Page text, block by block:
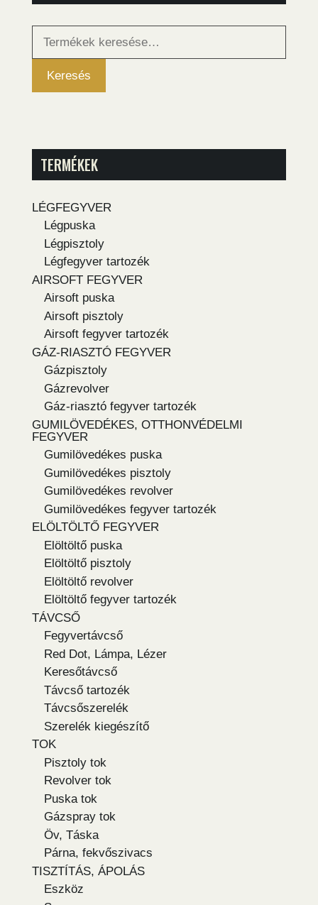
Keresés
Keresés
TERMÉKEK
LÉGFEGYVER
Légpuska
Légpisztoly
Légfegyver tartozék
AIRSOFT FEGYVER
Airsoft puska
Airsoft pisztoly
Airsoft fegyver tartozék
GÁZ-RIASZTÓ FEGYVER
Gázpisztoly
Gázrevolver
Gáz-riasztó fegyver tartozék
GUMILÖVEDÉKES, OTTHONVÉDELMI
FEGYVER
Gumilövedékes puska
Gumilövedékes pisztoly
Gumilövedékes revolver
Gumilövedékes fegyver tartozék
ELÖLTÖLTŐ FEGYVER
Elöltöltő puska
Elöltöltő pisztoly
Elöltöltő revolver
Elöltöltő fegyver tartozék
TÁVCSŐ
Fegyvertávcső
Red Dot, Lámpa, Lézer
Keresőtávcső
Távcső tartozék
Távcsőszerelék
Szerelék kiegészítő
TOK
Pisztoly tok
Revolver tok
Puska tok
Gázspray tok
Öv, Táska
Párna, fekvőszivacs
TISZTÍTÁS, ÁPOLÁS
Eszköz